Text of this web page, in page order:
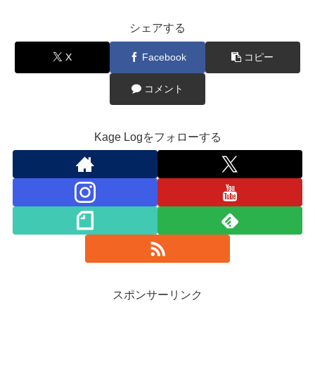
シェアする
X Facebook コピー
コメント
Kage Logをフォローする
スポンサーリンク